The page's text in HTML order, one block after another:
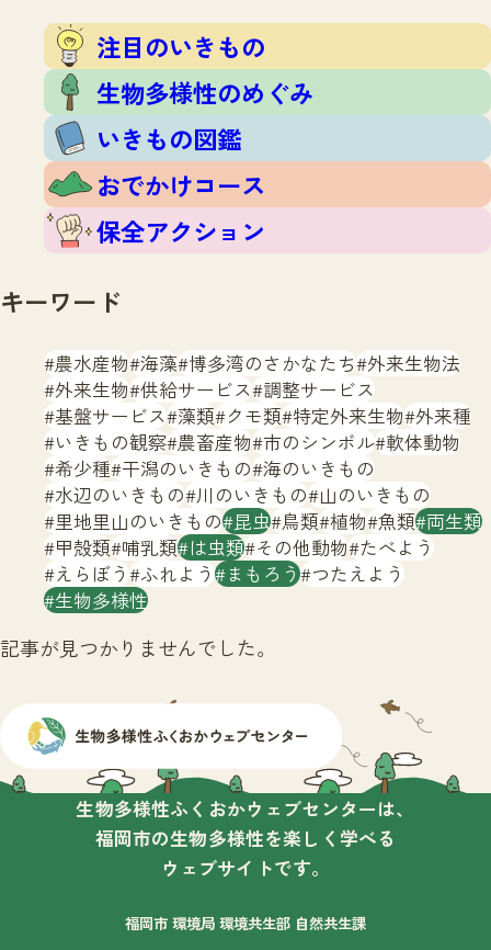
文字サイズ 小 中 大
いきもの図鑑
おでかけコース
保全アクション
調査レポート
調査レポートTOP
調査結果
ふくおかいきものマップ
マッチング
マッチングTOP
掲載申し込みフォーム
お問合せ
生物多様性ふくおかウェブセンターとは
サイトマップ
注目のいきもの
生物多様性のめぐみ
いきもの図鑑
おでかけコース
保全アクション
キーワード
農水産物 海藻 博多湾のさかなたち 外来生物法
外来生物 供給サービス 調整サービス
基盤サービス 藻類 クモ類 特定外来生物 外来種
いきもの観察 農畜産物 市のシンボル 軟体動物
希少種 干潟のいきもの 海のいきもの
水辺のいきもの 川のいきもの 山のいきもの
里地里山のいきもの 昆虫 鳥類 植物 魚類 両生類
甲殻類 哺乳類 は虫類 その他動物 たべよう
えらぼう ふれよう まもろう つたえよう
生物多様性
記事が見つかりませんでした。
生物多様性ふくおかウェブセンターは、
福岡市の生物多様性を楽しく学べる
ウェブサイトです。
福岡市 環境局 環境共生部 自然共生課